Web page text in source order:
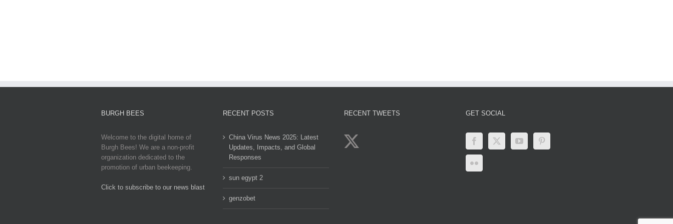
BURGH BEES
Welcome to the digital home of
Burgh Bees! We are a non-profit
organization dedicated to the
promotion of urban beekeeping.
Click to subscribe to our news blast
RECENT POSTS
China Virus News 2025: Latest
Updates, Impacts, and Global
Responses
sun egypt 2
genzobet
RECENT TWEETS GET SOCIAL